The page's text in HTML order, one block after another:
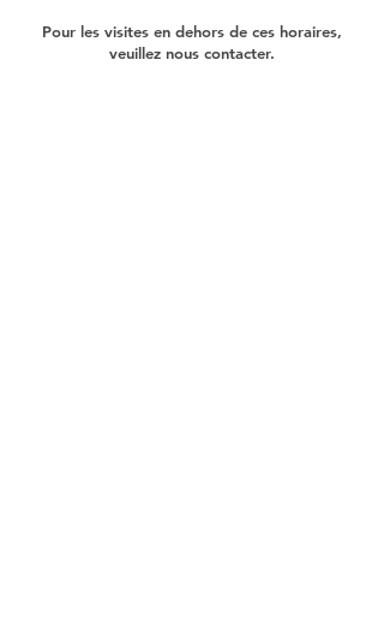
Pour les visites en dehors de ces horaires,
veuillez nous contacter.